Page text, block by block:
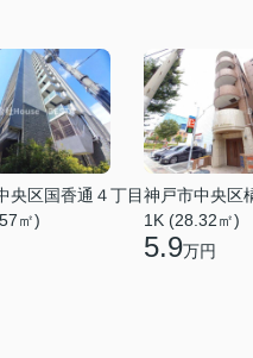
央区国香通４丁目
㎡)
神戸市中央区
1K (28.32㎡)
5.9万円